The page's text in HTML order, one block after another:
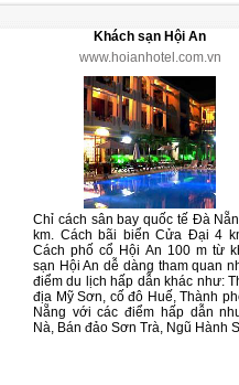
Khách sạn Hội An
www.hoianhotel.com.vn
Chỉ cách sân bay quốc tế Đà
km. Cách bãi biển Cửa Đại 4
Cách phố cổ Hội An 100 m từ
sạn Hội An dễ dàng tham quan
điểm du lịch hấp dẫn khác như:
địa Mỹ Sơn, cố đô Huế, Thành
Nẵng với các điểm hấp dẫn
Nà, Bán đảo Sơn Trà, Ngũ Hành